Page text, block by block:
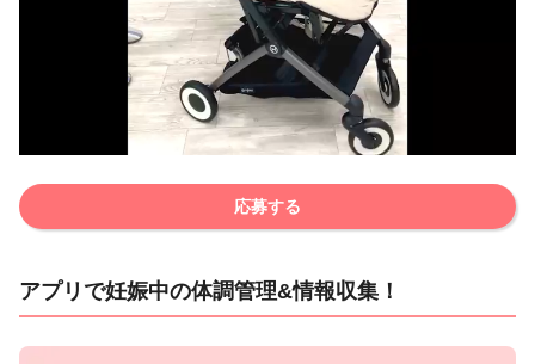
応募する
アプリで妊娠中の体調管理&情報収集！